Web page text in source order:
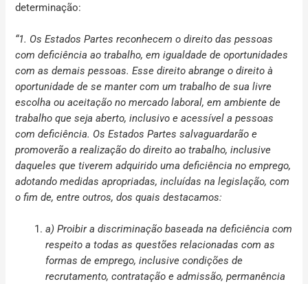
determinação:
“1. Os Estados Partes reconhecem o direito das pessoas
com deficiência ao trabalho, em igualdade de oportunidades
com as demais pessoas. Esse direito abrange o direito à
oportunidade de se manter com um trabalho de sua livre
escolha ou aceitação no mercado laboral, em ambiente de
trabalho que seja aberto, inclusivo e acessível a pessoas
com deficiência. Os Estados Partes salvaguardarão e
promoverão a realização do direito ao trabalho, inclusive
daqueles que tiverem adquirido uma deficiência no emprego,
adotando medidas apropriadas, incluídas na legislação, com
o fim de, entre outros, dos quais destacamos:
a) Proibir a discriminação baseada na deficiência com
respeito a todas as questões relacionadas com as
formas de emprego, inclusive condições de
recrutamento, contratação e admissão, permanência